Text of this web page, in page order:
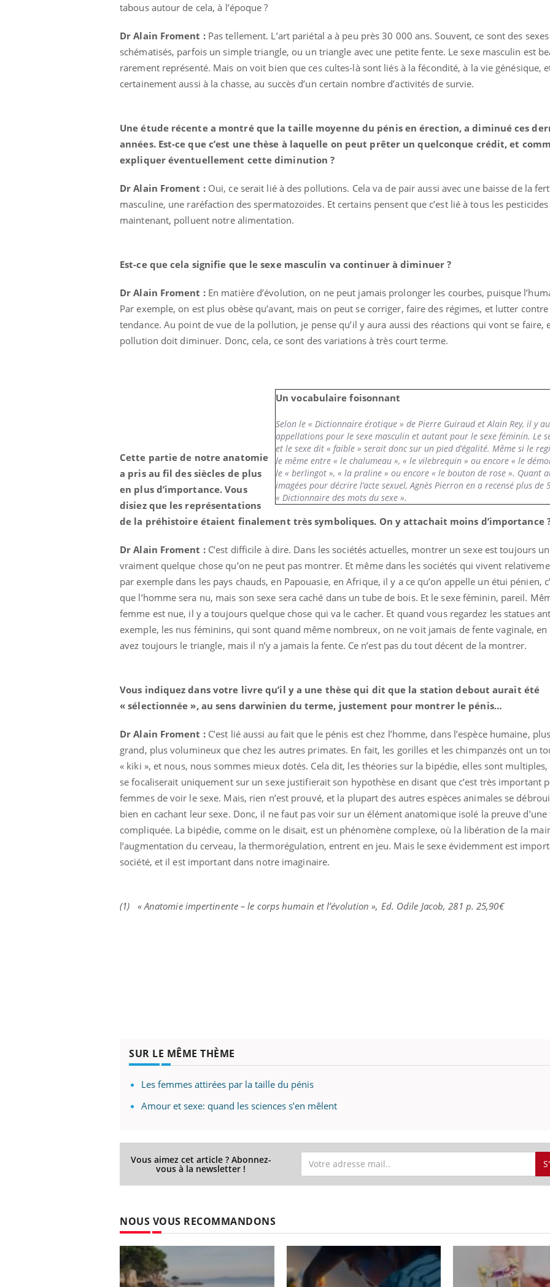
tabous autour de cela, à l’époque ?
Dr Alain Froment :Pas tellement. L’art pariétal a à peu près 30 000 ans. Souvent, ce sont des
schématisés, parfois un simple triangle, ou un triangle avec une petite fente. Le sexe masculin est
rarement représenté. Mais on voit bien que ces cultes-là sont liés à la fécondité, à la vie génésique,
certainement aussi à la chasse, au succès d’un certain nombre d’activités de survie.
Une étude récente a montré que la taille moyenne du pénis en érection, a diminué ces
années. Est-ce que c’est une thèse à laquelle on peut prêter un quelconque crédit, et
expliquer éventuellement cette diminution ?
Dr Alain Froment :Oui, ce serait lié à des pollutions. Cela va de pair aussi avec une baisse de la
masculine, une raréfaction des spermatozoïdes. Et certains pensent que c’est lié à tous les
maintenant, polluent notre alimentation.
Est-ce que cela signifie que le sexe masculin va continuer à diminuer ?
Dr Alain Froment :En matière d’évolution, on ne peut jamais prolonger les courbes, puisque
Par exemple, on est plus obèse qu’avant, mais on peut se corriger, faire des régimes, et lutter
tendance. Au point de vue de la pollution, je pense qu’il y aura aussi des réactions qui vont se faire,
pollution doit diminuer. Donc, cela, ce sont des variations à très court terme.
Un vocabulaire foisonnant
Selon le « Dictionnaire érotique » de Pierre Guiraud et Alain Rey, il y
appellations pour le sexe masculin et autant pour le sexe féminin. Le
et le sexe dit « faible » serait donc sur un pied d’égalité. Même si le
le même entre « le chalumeau », « le vilebrequin » ou encore « le
le « berlingot », « la praline » ou encore « le bouton de rose ». Quant
imagées pour décrire l’acte sexuel, Agnès Pierron en a recensé plus de
« Dictionnaire des mots du sexe ».
Cette partie de notre anatomie
a pris au fil des siècles de plus
en plus d’importance. Vous
disiez que les représentations
de la préhistoire étaient finalement très symboliques. On y attachait moins d’importance
Dr Alain Froment :C’est difficile à dire. Dans les sociétés actuelles, montrer un sexe est toujours un
vraiment quelque chose qu’on ne peut pas montrer. Et même dans les sociétés qui vivent
par exemple dans les pays chauds, en Papouasie, en Afrique, il y a ce qu’on appelle un étui pénien,
que l’homme sera nu, mais son sexe sera caché dans un tube de bois. Et le sexe féminin, pareil.
femme est nue, il y a toujours quelque chose qui va le cacher. Et quand vous regardez les statues
exemple, les nus féminins, qui sont quand même nombreux, on ne voit jamais de fente vaginale, en
avez toujours le triangle, mais il n’y a jamais la fente. Ce n’est pas du tout décent de la montrer.
Vous indiquez dans votre livre qu’il y a une thèse qui dit que la station debout aurait été
« sélectionnée », au sens darwinien du terme, justement pour montrer le pénis…
Dr Alain Froment :C’est lié aussi au fait que le pénis est chez l’homme, dans l’espèce humaine,
grand, plus volumineux que chez les autres primates. En fait, les gorilles et les chimpanzés ont un
« kiki », et nous, nous sommes mieux dotés. Cela dit, les théories sur la bipédie, elles sont
se focaliserait uniquement sur un sexe justifierait son hypothèse en disant que c’est très important
femmes de voir le sexe. Mais, rien n’est prouvé, et la plupart des autres espèces animales se
bien en cachant leur sexe. Donc, il ne faut pas voir sur un élément anatomique isolé la preuve
compliquée. La bipédie, comme on le disait, est un phénomène complexe, où la libération de la
l’augmentation du cerveau, la thermorégulation, entrent en jeu. Mais le sexe évidemment est
société, et il est important dans notre imaginaire.
(1) « Anatomie impertinente – le corps humain et l’évolution », Ed. Odile Jacob, 281 p. 25,90€
SUR LE MÊME THÈME
Les femmes attirées par la taille du pénis
Amour et sexe: quand les sciences s’en mêlent
Vous aimez cet article ? Abonnez-
vous à la newsletter !
NOUS VOUS RECOMMANDONS
Insuline & Charge mentale : et si on
osait en parler??
En 2026, l'insuline dans le diabète de type 2
reste entourée d'idées reçues chez les
patients comme parfois chez les soignants.
Youtube
Eczéma Chronique des Mains : se
préparer pour l’été !Youtube
L'été arrive… et avec lui, un tout nouveau
rythme de vie ! Vacances, plage, piscine,
soleil, activités en plein air… Nos mains
sont ...
Youtube
Diabète & Ramadan
nombreuses personnes
diabète, c'est une période
défis, mais ...